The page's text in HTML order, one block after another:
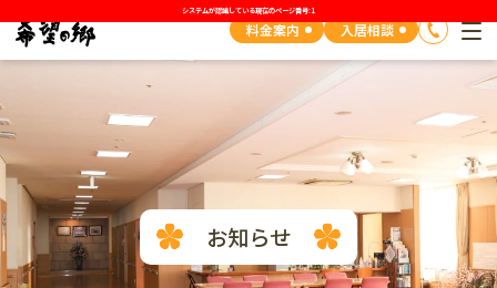
料金案内 入居相談
システムが認識している現在のページ番号: 1
お知らせ